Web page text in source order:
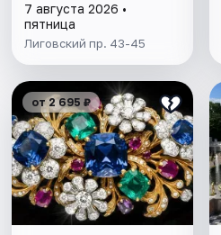
7 августа 2026 •
пятница
Лиговский пр. 43-45
от 2 695 ₽